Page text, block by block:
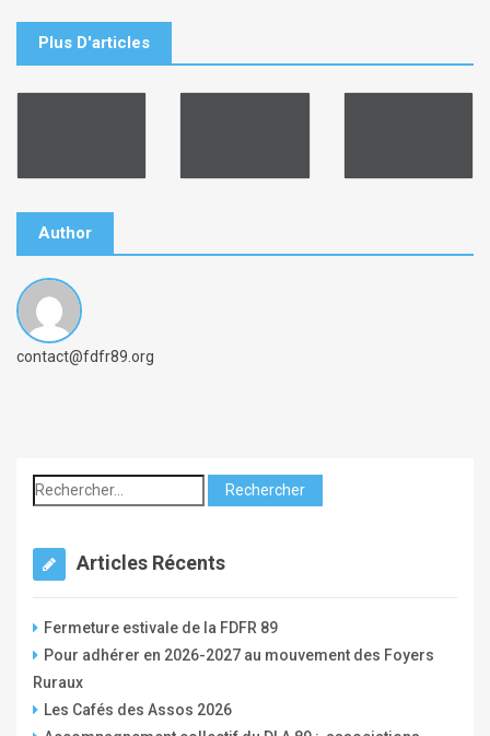
Plus D'articles
Author
B
contact@fdfr89.org
Articles Récents
Fermeture estivale de la FDFR 89
Pour adhérer en 2026-2027 au mouvement des Foyers
Ruraux
Les Cafés des Assos 2026